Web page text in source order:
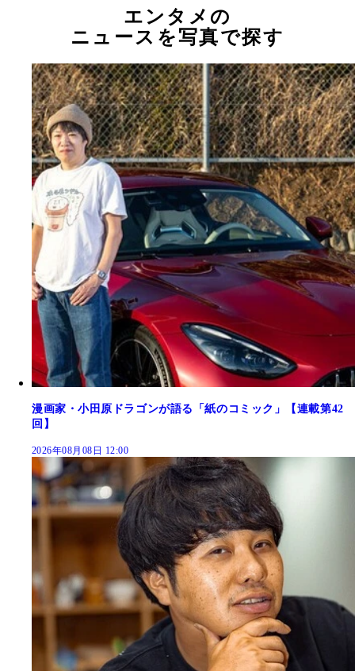
エンタメの
ニュースを写真で探す
漫画家・小田原ドラゴンが語る「紙のコミック」【連載第42
回】
2026年08月08日 12:00